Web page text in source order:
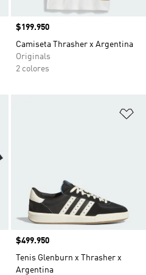
Precio
$199.950
Camiseta Thrasher x Argentina
Originals
2 colores
Precio
$499.950
Tenis Glenburn x Thrasher x
Argentina